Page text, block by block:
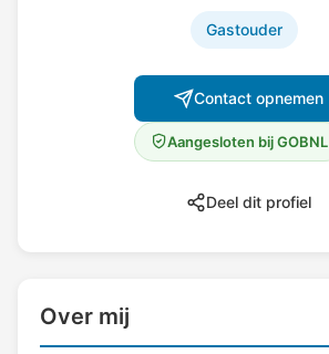
Gastouder
Contact opnemen
Aangesloten bij GOBNL
Deel dit profiel
Over mij